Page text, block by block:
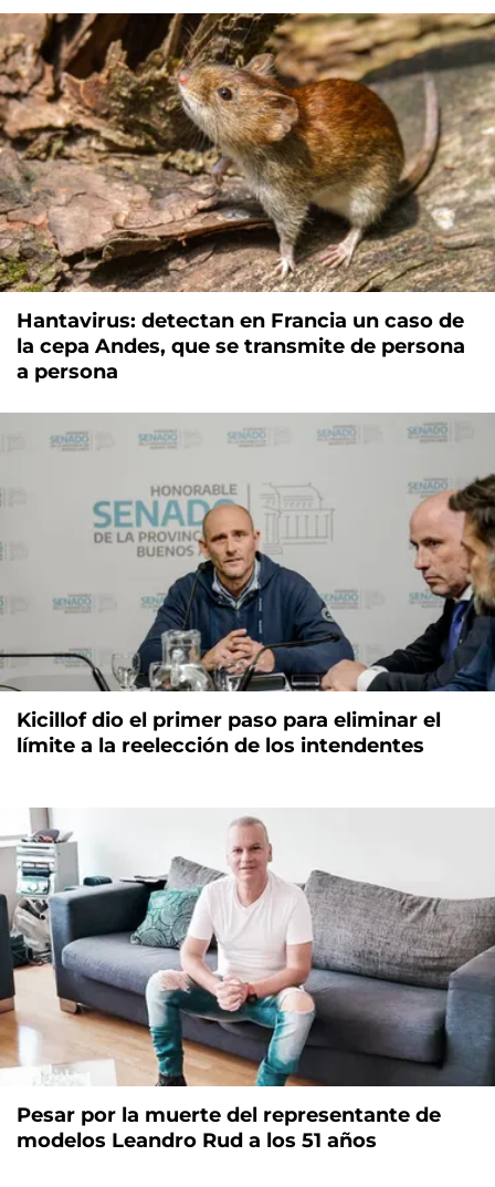
Hantavirus: detectan en Francia un caso de
la cepa Andes, que se transmite de persona
a persona
Kicillof dio el primer paso para eliminar el
límite a la reelección de los intendentes
Pesar por la muerte del representante de
modelos Leandro Rud a los 51 años